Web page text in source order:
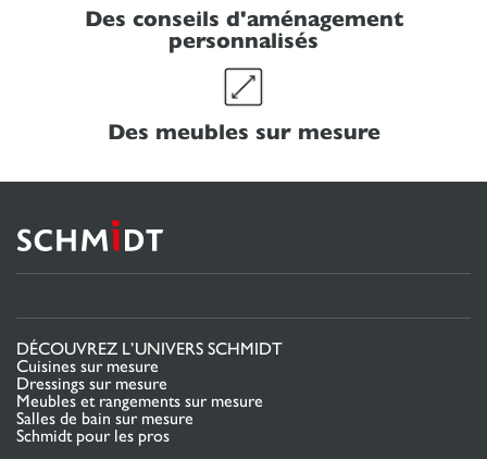
Des conseils d'aménagement
personnalisés
Des meubles sur mesure
DÉCOUVREZ L’UNIVERS SCHMIDT
Cuisines sur mesure
Dressings sur mesure
Meubles et rangements sur mesure
Salles de bain sur mesure
Schmidt pour les pros